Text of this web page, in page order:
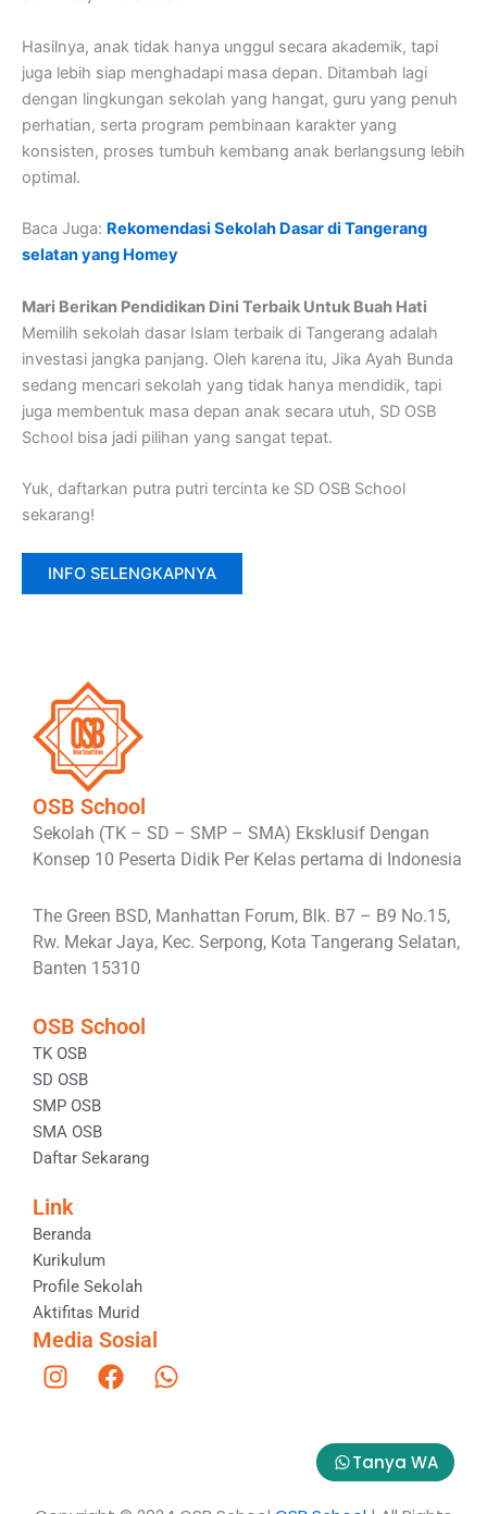
Hasilnya, anak tidak hanya unggul secara akademik, tapi
juga lebih siap menghadapi masa depan. Ditambah lagi
dengan lingkungan sekolah yang hangat, guru yang penuh
perhatian, serta program pembinaan karakter yang
konsisten, proses tumbuh kembang anak berlangsung lebih
optimal.
Baca Juga: Rekomendasi Sekolah Dasar di Tangerang
selatan yang Homey
Mari Berikan Pendidikan Dini Terbaik Untuk Buah Hati
Memilih sekolah dasar Islam terbaik di Tangerang adalah
investasi jangka panjang. Oleh karena itu, Jika Ayah Bunda
sedang mencari sekolah yang tidak hanya mendidik, tapi
juga membentuk masa depan anak secara utuh, SD OSB
School bisa jadi pilihan yang sangat tepat.
Yuk, daftarkan putra putri tercinta ke SD OSB School
sekarang!
INFO SELENGKAPNYA
OSB School
Sekolah (TK – SD – SMP – SMA) Eksklusif Dengan
Konsep 10 Peserta Didik Per Kelas pertama di Indonesia
The Green BSD, Manhattan Forum, Blk. B7 – B9 No.15,
Rw. Mekar Jaya, Kec. Serpong, Kota Tangerang Selatan,
Banten 15310
OSB School
TK OSB
SD OSB
SMP OSB
SMA OSB
Daftar Sekarang
Link
Beranda
Kurikulum
Profile Sekolah
Aktifitas Murid
Media Sosial
I
n
F
a
W
h
Tanya WA